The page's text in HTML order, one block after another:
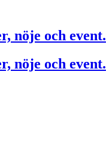
nöje och event.
nöje och event.